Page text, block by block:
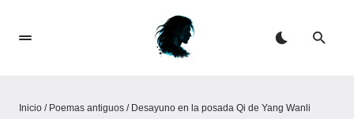
Inicio / Poemas antiguos / Desayuno en la posada Qi de Yang Wanli